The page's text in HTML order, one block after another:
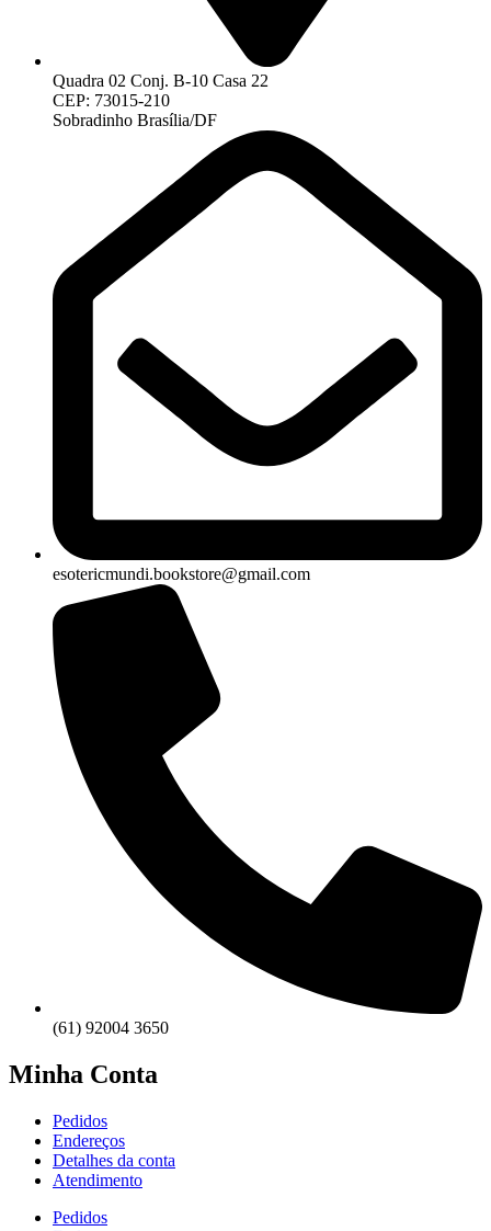
Quadra 02 Conj. B-10 Casa 22
CEP: 73015-210
Sobradinho Brasília/DF
esotericmundi.bookstore@gmail.com
(61) 92004 3650
Minha Conta
Pedidos
Endereços
Detalhes da conta
Atendimento
Pedidos